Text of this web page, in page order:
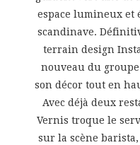
espace lumineux et
scandinave.
terrain design
nouveau du
son décor tout en
Avec déjà deux
Vernis troque le
sur la scène